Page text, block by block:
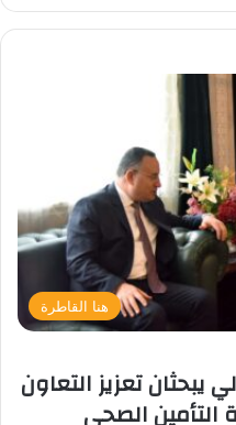
هنا القاطرة
يبحثان تعزيز التعاون
التأمين الصحي